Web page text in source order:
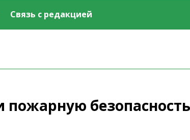
Связь с редакцией
безопасность